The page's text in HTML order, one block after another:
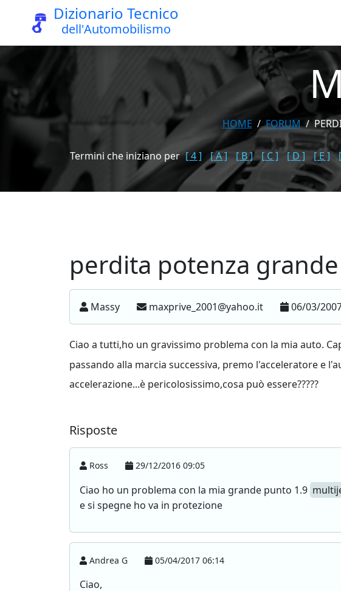
Dizionario Tecnico
dell'Automobilismo
HOME FORUM
Termini che iniziano per [ 4 ] [ A ] [ B ] [ C ] [ D ] [ E ]
perdita potenza
Massy maxprive_2001@yahoo.it 06/03/
Ciao a tutti,ho un gravissimo problema con la mia auto.
passando alla marcia successiva, premo l'acceleratore e
accelerazione...è pericolosissimo,cosa può essere?????
Risposte
Ross 29/12/2016 09:05
Ciao ho un problema con la mia grande punto 1.9
e si spegne ho va in protezione
Andrea G 05/04/2017 06:14
Ciao,